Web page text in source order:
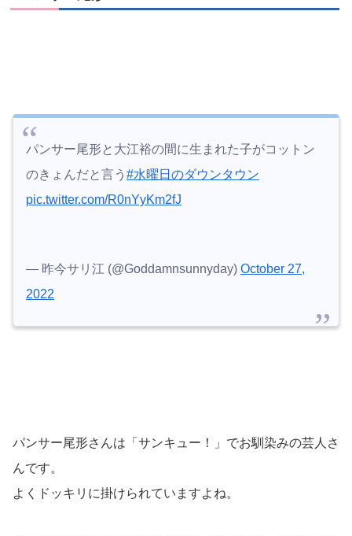
パンサー尾形と大江裕の間に生まれた子がコットン
のきょんだと言う #水曜日のダウンタウン
pic.twitter.com/R0nYyKm2fJ
— 昨今サリ江 (@Goddamnsunnyday) October 27,
2022
パンサー尾形さんは「サンキュー！」でお馴染みの芸人さ
んです。
よくドッキリに掛けられていますよね。